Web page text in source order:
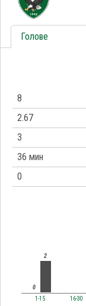
Голове
8
2.67
3
36 мин
0
0
2
1-15 16-30